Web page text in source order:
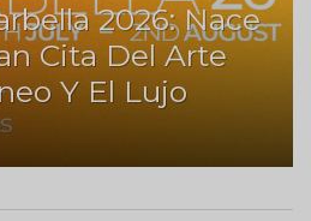
2026: Nace
Cita Del Arte
Y El Lujo